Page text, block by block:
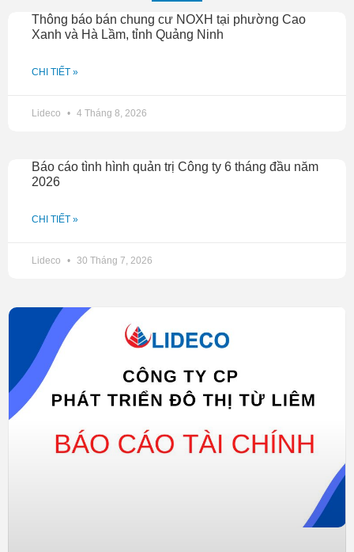
Thông báo bán chung cư NOXH tại phường Cao
Xanh và Hà Lầm, tỉnh Quảng Ninh
CHI TIẾT »
Lideco 4 Tháng 8, 2026
Báo cáo tình hình quản trị Công ty 6 tháng đầu năm
2026
CHI TIẾT »
Lideco 30 Tháng 7, 2026